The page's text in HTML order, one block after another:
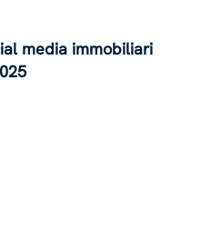
media immobiliari